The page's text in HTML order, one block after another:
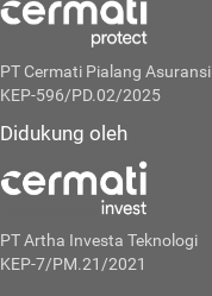
PT Cermati Pialang Asuransi
KEP-596/PD.02/2025
Didukung oleh
PT Artha Investa Teknologi
KEP-7/PM.21/2021